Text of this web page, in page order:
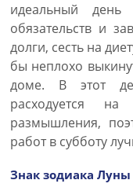
идеальный день
обязательств и
долги, сесть на
бы неплохо
доме. В этот
расходуется
размышления,
работ в субботу
Знак зодиака Луны